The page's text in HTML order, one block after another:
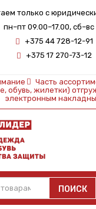
только с
пн–пт 09.00–17.00,
+375 44 728-12-91
+375 17 270-73-12
Часть
обувь, жилетки)
электронным
ПОИСК